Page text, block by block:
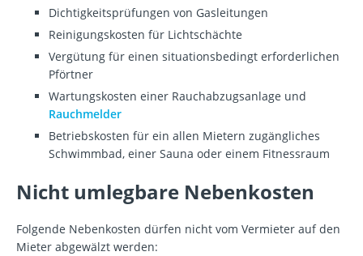
Dichtigkeitsprüfungen von Gasleitungen
Reinigungskosten für Lichtschächte
Vergütung für einen situationsbedingt erforderlichen
Pförtner
Wartungskosten einer Rauchabzugsanlage und
Rauchmelder
Betriebskosten für ein allen Mietern zugängliches
Schwimmbad, einer Sauna oder einem Fitnessraum
Nicht umlegbare Nebenkosten
Folgende Nebenkosten dürfen nicht vom Vermieter auf den
Mieter abgewälzt werden: